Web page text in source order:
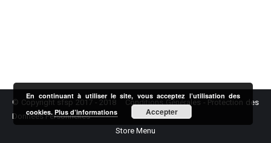
© Copyright sfsp 2017 - 2018 Conditions Générales - Protection des
Données Personnelles
Store Menu
En continuant à utiliser le site, vous acceptez l’utilisation des
cookies.Plus d’informations Accepter